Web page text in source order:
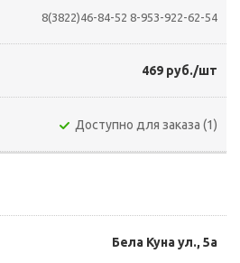
8(3822)46-84-52 8-953-922-62-54
469 руб./шт
Доступно для заказа (1)
Бела Куна ул., 5а